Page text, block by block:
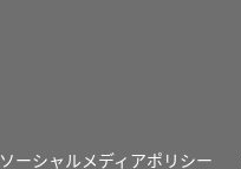
ソーシャルメディアポリシー